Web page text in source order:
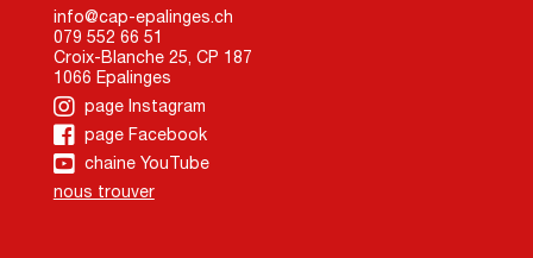
info@cap-epalinges.ch
079 552 66 51
Croix-Blanche 25, CP 187
1066 Epalinges
page Instagram
page Facebook
chaine YouTube
nous trouver